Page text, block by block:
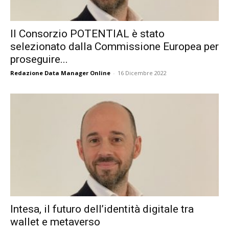
Il Consorzio POTENTIAL è stato
selezionato dalla Commissione Europea per
proseguire...
Redazione Data Manager Online - 16 Dicembre 2022
Intesa, il futuro dell’identità digitale tra
wallet e metaverso